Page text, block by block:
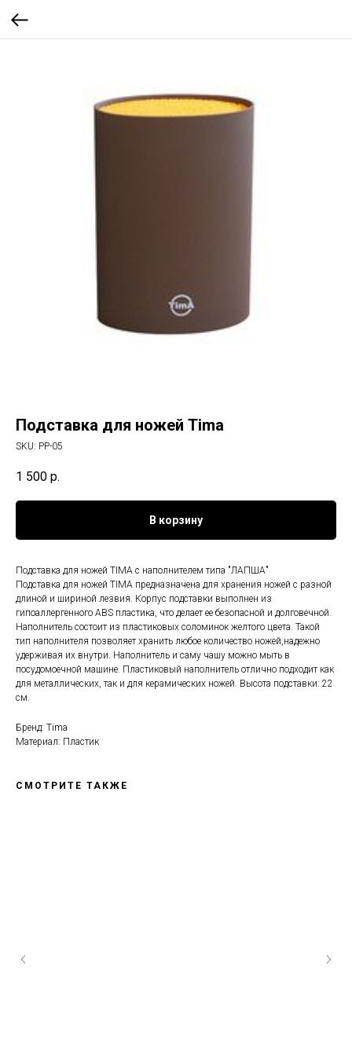
Подставка для ножей Tima
SKU: PP-05
1 500 р.
В корзину
Подставка для ножей TIMA с наполнителем типа "ЛАПША"
Подставка для ножей TIMA предназначена для хранения ножей с разной
длиной и шириной лезвия. Корпус подставки выполнен из
гипоаллергенного ABS пластика, что делает ее безопасной и долговечной.
Наполнитель состоит из пластиковых соломинок желтого цвета. Такой
тип наполнителя позволяет хранить любое количество ножей,надежно
удерживая их внутри. Наполнитель и саму чашу можно мыть в
посудомоечной машине. Пластиковый наполнитель отлично подходит как
для металлических, так и для керамических ножей. Высота подставки: 22
см.
Бренд: Tima
Материал: Пластик
СМОТРИТЕ ТАКЖЕ